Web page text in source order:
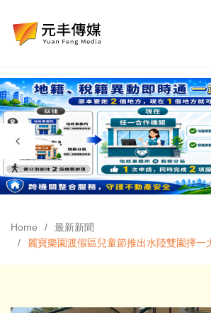
Home
最新新聞
麗寶樂園渡假區兒童節推出水陸雙園擇一